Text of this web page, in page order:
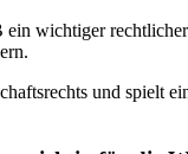
wichtiger
und